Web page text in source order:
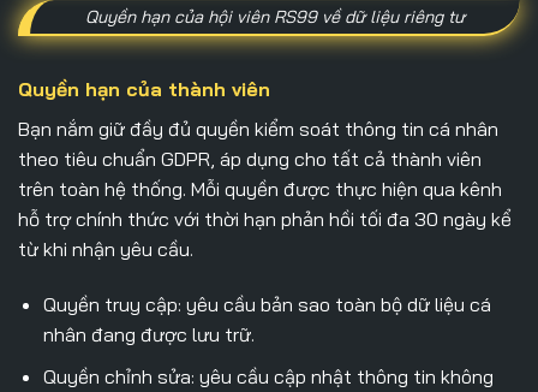
Quyền hạn của hội viên RS99 về dữ liệu riêng tư
Quyền hạn của thành viên
Bạn nắm giữ đầy đủ quyền kiểm soát thông tin cá nhân
theo tiêu chuẩn GDPR, áp dụng cho tất cả thành viên
trên toàn hệ thống. Mỗi quyền được thực hiện qua kênh
hỗ trợ chính thức với thời hạn phản hồi tối đa 30 ngày kể
từ khi nhận yêu cầu.
Quyền truy cập: yêu cầu bản sao toàn bộ dữ liệu cá
nhân đang được lưu trữ.
Quyền chỉnh sửa: yêu cầu cập nhật thông tin không